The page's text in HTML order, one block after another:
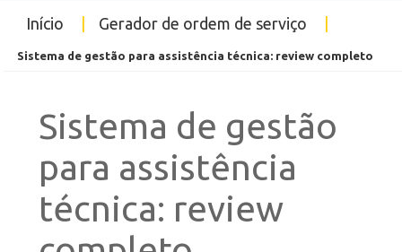
Início Gerador de ordem de serviço
Sistema de gestão para assistência técnica: review completo
Sistema de gestão
para assistência
técnica: review